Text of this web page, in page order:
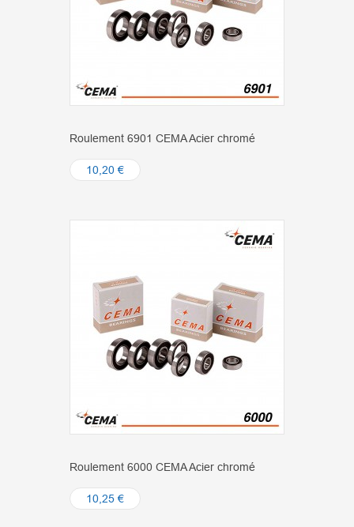
Roulement 6901 CEMA Acier chromé
10,20 €
Roulement 6000 CEMA Acier chromé
10,25 €